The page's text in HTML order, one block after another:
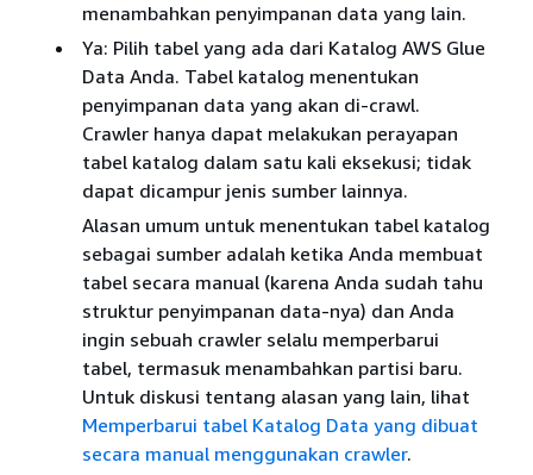
menambahkan penyimpanan data yang lain.
Ya: Pilih tabel yang ada dari Katalog AWS Glue
Data Anda. Tabel katalog menentukan
penyimpanan data yang akan di-crawl.
Crawler hanya dapat melakukan perayapan
tabel katalog dalam satu kali eksekusi; tidak
dapat dicampur jenis sumber lainnya.
Alasan umum untuk menentukan tabel katalog
sebagai sumber adalah ketika Anda membuat
tabel secara manual (karena Anda sudah tahu
struktur penyimpanan data-nya) dan Anda
ingin sebuah crawler selalu memperbarui
tabel, termasuk menambahkan partisi baru.
Untuk diskusi tentang alasan yang lain, lihat
Memperbarui tabel Katalog Data yang dibuat
secara manual menggunakan crawler.